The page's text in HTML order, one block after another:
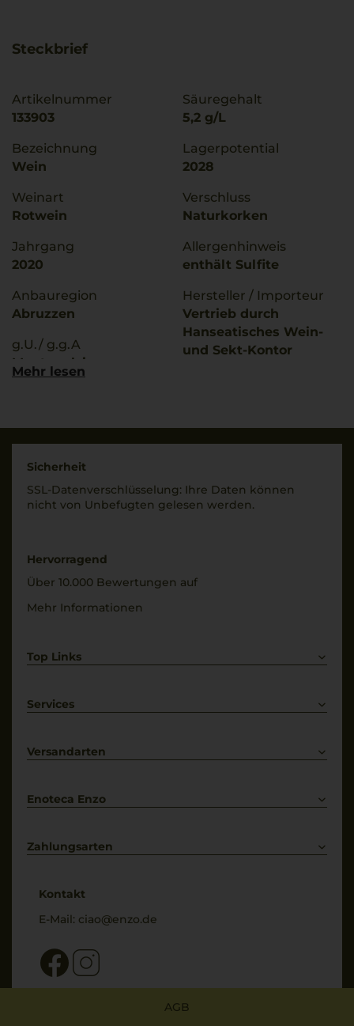
Steckbrief
Artikelnummer
133903
Bezeichnung
Wein
Weinart
Rotwein
Jahrgang
2020
Anbauregion
Abruzzen
g.U./ g.g.A
Montepulciano
d’Abruzzo
Denominazione di
Origine Protetta
100% Montepulciano
Alkoholgehalt
Säuregehalt
5,2 g/L
Lagerpotential
2028
Verschluss
Naturkorken
Allergenhinweis
enthält Sulfite
Hersteller / Importeur
Vertrieb durch
Hanseatisches Wein-
und Sekt-Kontor
Füllmenge
Mehr lesen
Sicherheit
SSL-Daten­verschlüs­selung: Ihre Daten können
nicht von Unbe­fugten gelesen werden.
Hervorragend
Über 10.000 Bewertungen auf
Mehr Informationen
Top Links
Weißwein
Services
Kontakt
Versandarten
Enoteca Enzo
Bewertungs-Richtlinien
Zahlungsarten
Kontakt
E-Mail: ciao@enzo.de
AGB